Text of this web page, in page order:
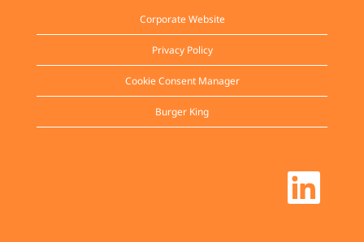
Corporate Website
Privacy Policy
Cookie Consent Manager
Burger King
O